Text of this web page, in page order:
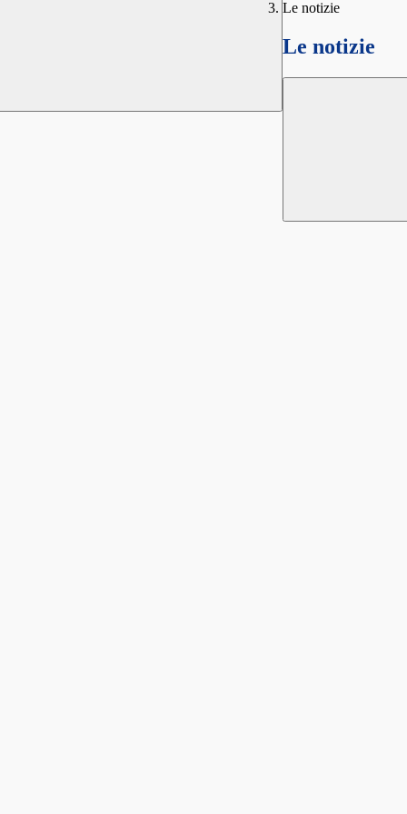
Le notizie
Le notizie